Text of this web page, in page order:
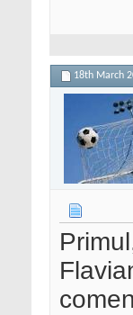
18th March